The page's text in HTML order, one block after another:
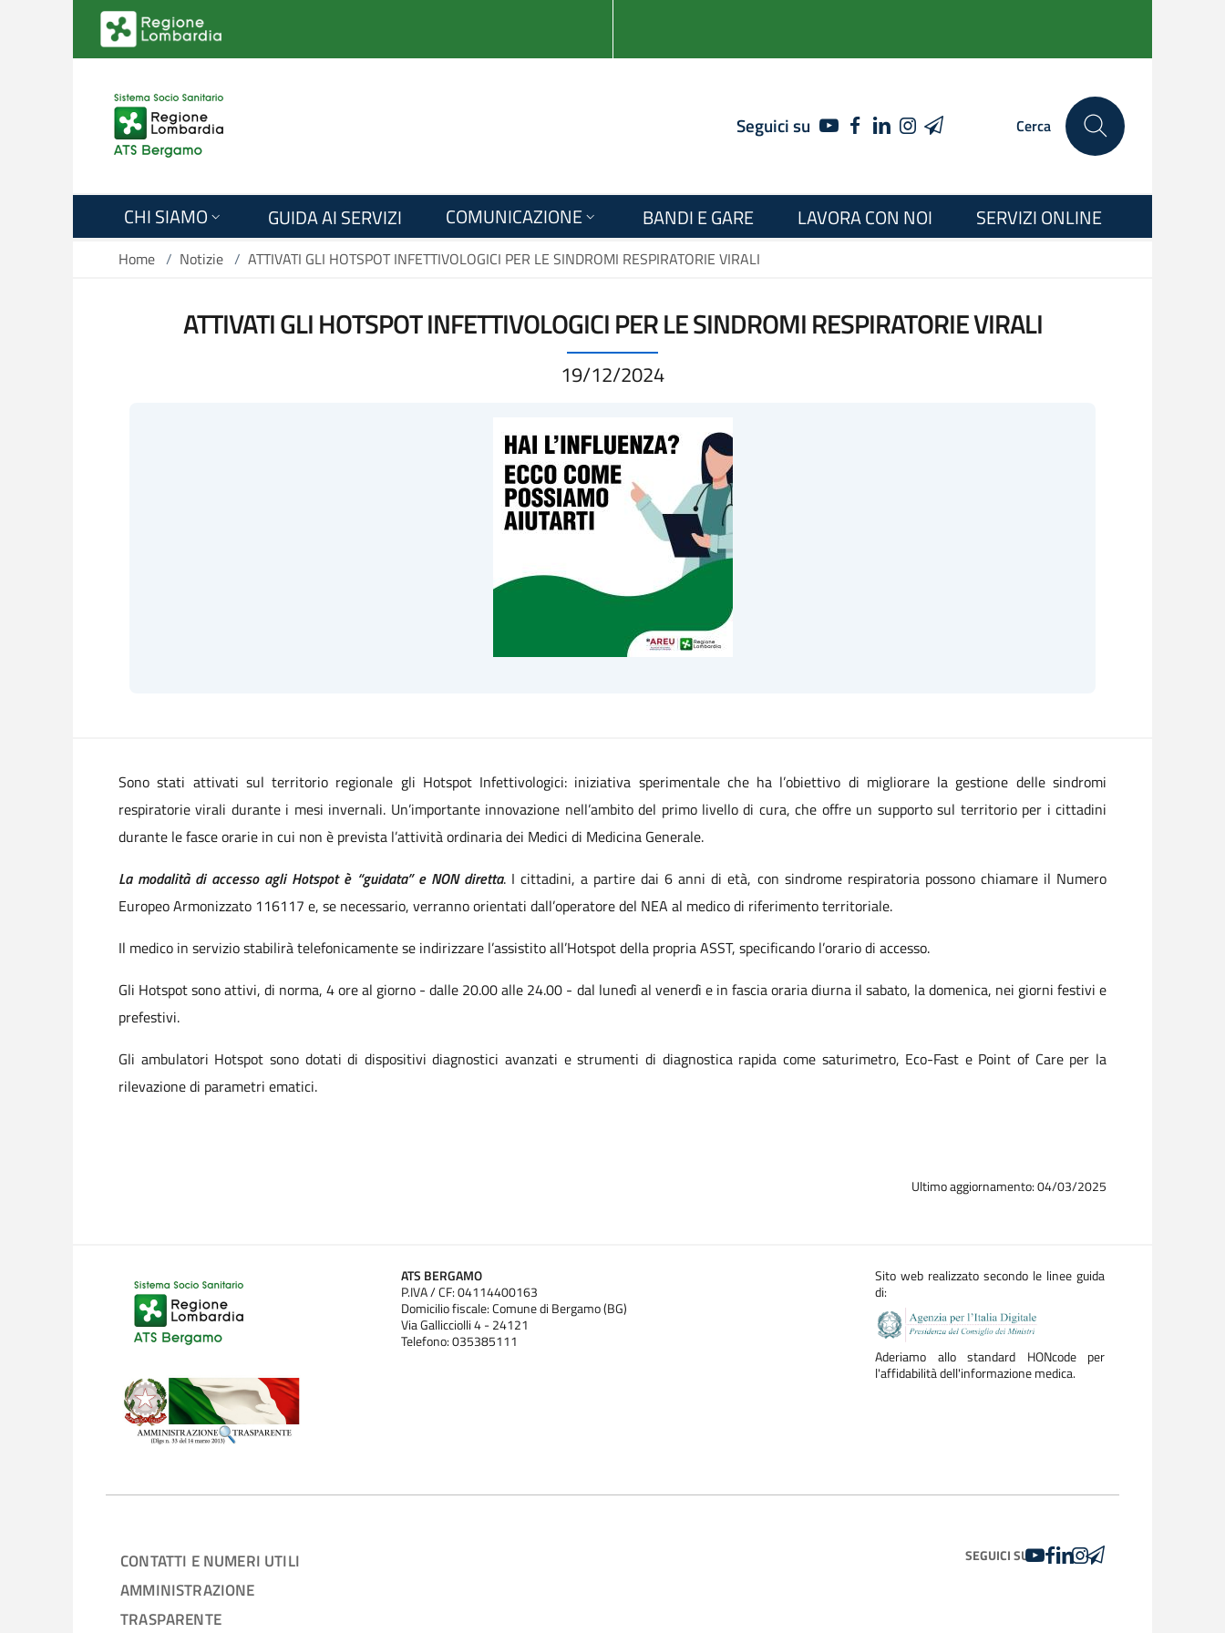
Salta al contenuto principale
Seguici su YOUTUBEFACEBOOK
LINKEDIN
INSTAGRAM
TELEGRAM Cerca
CHI SIAMO GUIDA AI SERVIZI COMUNICAZIONE BANDI E GARE LAVORA CON NOI SERVIZI ONLINE
Home / Notizie / ATTIVATI GLI HOTSPOT INFETTIVOLOGICI PER LE SINDROMI RESPIRATORIE VIRALI
ATTIVATI GLI HOTSPOT INFETTIVOLOGICI PER LE SINDROMI RESPIRATORIE VIRALI
19/12/2024
Sono stati attivati sul territorio regionale gli Hotspot Infettivologici: iniziativa sperimentale che ha l’obiettivo di migliorare la gestione delle sindromi
respiratorie virali durante i mesi invernali. Un’importante innovazione nell’ambito del primo livello di cura, che offre un supporto sul territorio per i cittadini
durante le fasce orarie in cui non è prevista l’attività ordinaria dei Medici di Medicina Generale.
La modalità di accesso agli Hotspot è “guidata” e NON diretta. I cittadini, a partire dai 6 anni di età, con sindrome respiratoria possono chiamare il Numero
Europeo Armonizzato 116117 e, se necessario, verranno orientati dall’operatore del NEA al medico di riferimento territoriale.
Il medico in servizio stabilirà telefonicamente se indirizzare l’assistito all’Hotspot della propria ASST, specificando l’orario di accesso.
Gli Hotspot sono attivi, di norma, 4 ore al giorno - dalle 20.00 alle 24.00 - dal lunedì al venerdì e in fascia oraria diurna il sabato, la domenica, nei giorni festivi e
prefestivi.
Gli ambulatori Hotspot sono dotati di dispositivi diagnostici avanzati e strumenti di diagnostica rapida come saturimetro, Eco-Fast e Point of Care per la
rilevazione di parametri ematici.
Ultimo aggiornamento: 04/03/2025
ATS BERGAMO
P.IVA / CF: 04114400163
Domicilio fiscale: Comune di Bergamo (BG)
Via Gallicciolli 4 - 24121
Telefono: 035385111
Sito web realizzato secondo le linee guida
di:
Aderiamo allo standard HONcode per
l'affidabilità dell'informazione medica.
CONTATTI E NUMERI UTILI
AMMINISTRAZIONE
TRASPARENTE
SEGUICI SUYOUTUBE
FACEBOOK
LINKEDIN
INSTAGRAM
TELEGRAM